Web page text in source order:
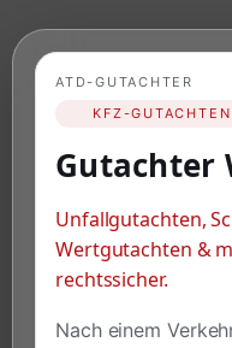
ATD-GUTACHTER
KFZ-
Gutachter
Unfallgutachten,
Wertgutachten &
rechtssicher.
Nach einem